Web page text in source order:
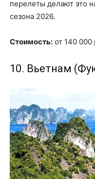
перелеты делают это
сезона 2026.
Стоимость: от 140 000
10. Вьетнам